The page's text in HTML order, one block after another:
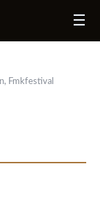
☰
Fmkfestival